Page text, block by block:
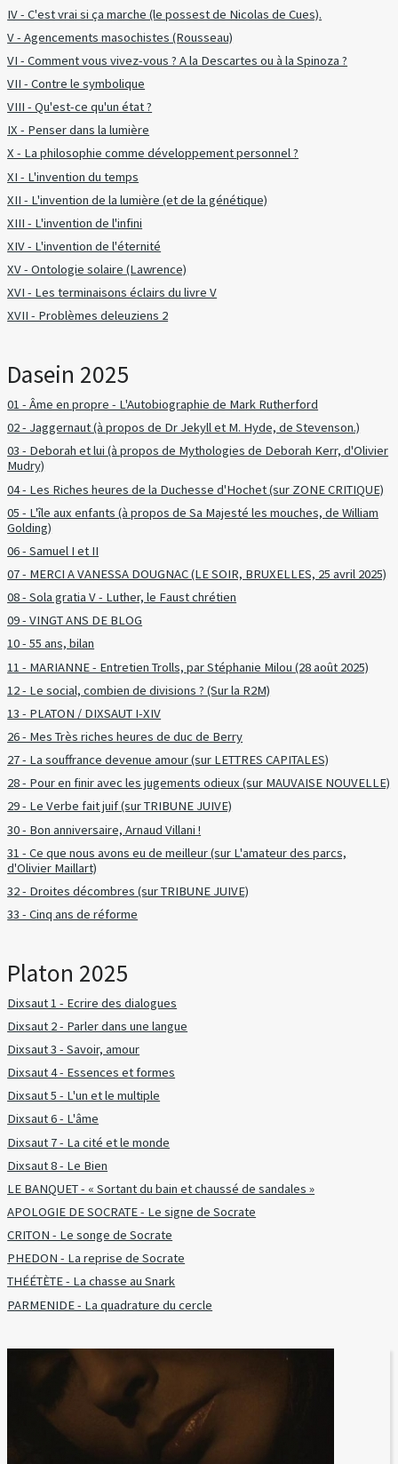
IV - C'est vrai si ça marche (le possest de Nicolas de Cues).
V - Agencements masochistes (Rousseau)
VI - Comment vous vivez-vous ? A la Descartes ou à la Spinoza ?
VII - Contre le symbolique
VIII - Qu'est-ce qu'un état ?
IX - Penser dans la lumière
X - La philosophie comme développement personnel ?
XI - L'invention du temps
XII - L'invention de la lumière (et de la génétique)
XIII - L'invention de l'infini
XIV - L'invention de l'éternité
XV - Ontologie solaire (Lawrence)
XVI - Les terminaisons éclairs du livre V
XVII - Problèmes deleuziens 2
Dasein 2025
01 - Âme en propre - L'Autobiographie de Mark Rutherford
02 - Jaggernaut (à propos de Dr Jekyll et M. Hyde, de Stevenson.)
03 - Deborah et lui (à propos de Mythologies de Deborah Kerr, d'Olivier
Mudry)
04 - Les Riches heures de la Duchesse d'Hochet (sur ZONE CRITIQUE)
05 - L'île aux enfants (à propos de Sa Majesté les mouches, de William
Golding)
06 - Samuel I et II
07 - MERCI A VANESSA DOUGNAC (LE SOIR, BRUXELLES, 25 avril 2025)
08 - Sola gratia V - Luther, le Faust chrétien
09 - VINGT ANS DE BLOG
10 - 55 ans, bilan
11 - MARIANNE - Entretien Trolls, par Stéphanie Milou (28 août 2025)
12 - Le social, combien de divisions ? (Sur la R2M)
13 - PLATON / DIXSAUT I-XIV
26 - Mes Très riches heures de duc de Berry
27 - La souffrance devenue amour (sur LETTRES CAPITALES)
28 - Pour en finir avec les jugements odieux (sur MAUVAISE NOUVELLE)
29 - Le Verbe fait juif (sur TRIBUNE JUIVE)
30 - Bon anniversaire, Arnaud Villani !
31 - Ce que nous avons eu de meilleur (sur L'amateur des parcs,
d'Olivier Maillart)
32 - Droites décombres (sur TRIBUNE JUIVE)
33 - Cinq ans de réforme
Platon 2025
Dixsaut 1 - Ecrire des dialogues
Dixsaut 2 - Parler dans une langue
Dixsaut 3 - Savoir, amour
Dixsaut 4 - Essences et formes
Dixsaut 5 - L'un et le multiple
Dixsaut 6 - L'âme
Dixsaut 7 - La cité et le monde
Dixsaut 8 - Le Bien
LE BANQUET - « Sortant du bain et chaussé de sandales »
APOLOGIE DE SOCRATE - Le signe de Socrate
CRITON - Le songe de Socrate
PHEDON - La reprise de Socrate
THÉÉTÈTE - La chasse au Snark
PARMENIDE - La quadrature du cercle